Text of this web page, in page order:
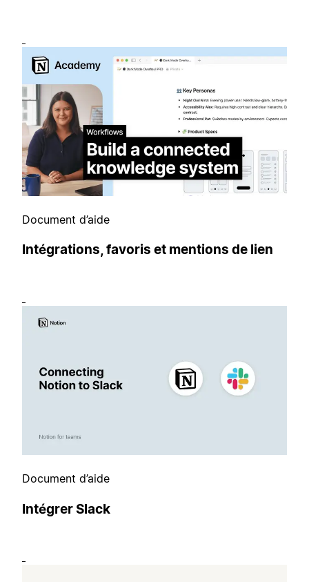
Document d’aide
Intégrations, favoris et mentions de lien
Document d’aide
Intégrer Slack